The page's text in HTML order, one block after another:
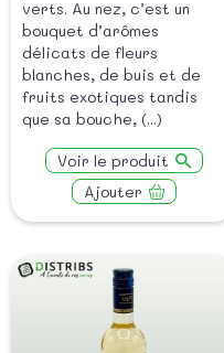
verts. Au nez, c’est un
bouquet d’arômes
délicats de fleurs
blanches, de buis et de
fruits exotiques tandis
que sa bouche, (...)
Voir le produit
Ajouter